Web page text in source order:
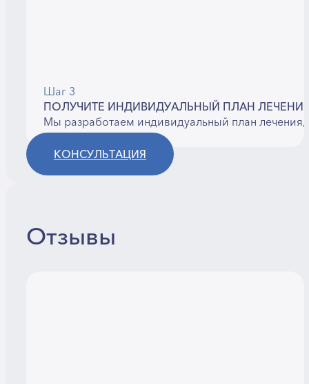
Шаг 3
ПОЛУЧИТЕ ИНДИВИДУАЛЬНЫЙ ПЛАН
Мы разработаем индивидуальный план
КОНСУЛЬТАЦИЯ
Отзывы